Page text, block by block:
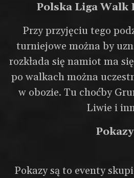
Polska Liga Walk
Przy przyjęciu tego
turniejowe można by
rozkłada się namiot ma
po walkach można
w obozie. Tu choćby
Liwie i
Pokazy
Pokazy są to eventy